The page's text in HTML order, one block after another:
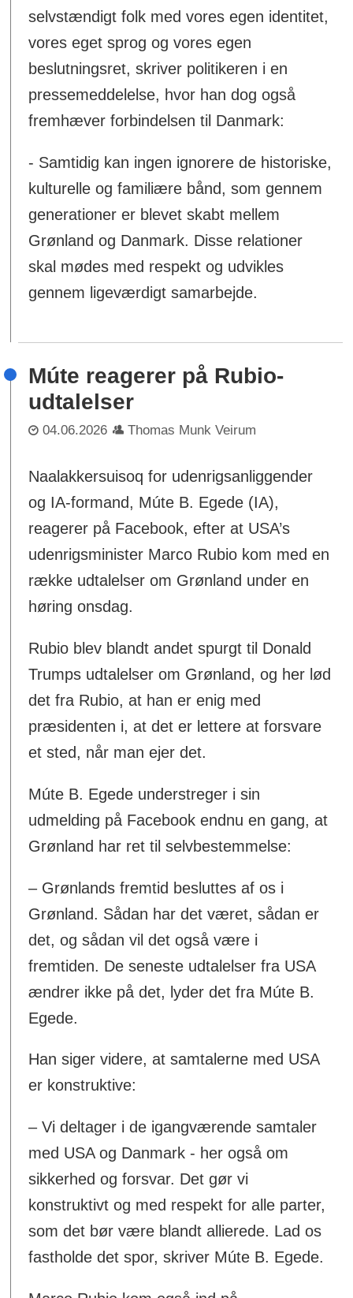
selvstændigt folk med vores egen identitet,
vores eget sprog og vores egen
beslutningsret, skriver politikeren i en
pressemeddelelse, hvor han dog også
fremhæver forbindelsen til Danmark:
- Samtidig kan ingen ignorere de historiske,
kulturelle og familiære bånd, som gennem
generationer er blevet skabt mellem
Grønland og Danmark. Disse relationer
skal mødes med respekt og udvikles
gennem ligeværdigt samarbejde.
Múte reagerer på Rubio-
udtalelser
04.06.2026 Thomas Munk Veirum
Naalakkersuisoq for udenrigsanliggender
og IA-formand, Múte B. Egede (IA),
reagerer på Facebook, efter at USA’s
udenrigsminister Marco Rubio kom med en
række udtalelser om Grønland under en
høring onsdag.
Rubio blev blandt andet spurgt til Donald
Trumps udtalelser om Grønland, og her lød
det fra Rubio, at han er enig med
præsidenten i, at det er lettere at forsvare
et sted, når man ejer det.
Múte B. Egede understreger i sin
udmelding på Facebook endnu en gang, at
Grønland har ret til selvbestemmelse:
– Grønlands fremtid besluttes af os i
Grønland. Sådan har det været, sådan er
det, og sådan vil det også være i
fremtiden. De seneste udtalelser fra USA
ændrer ikke på det, lyder det fra Múte B.
Egede.
Han siger videre, at samtalerne med USA
er konstruktive:
– Vi deltager i de igangværende samtaler
med USA og Danmark - her også om
sikkerhed og forsvar. Det gør vi
konstruktivt og med respekt for alle parter,
som det bør være blandt allierede. Lad os
fastholde det spor, skriver Múte B. Egede.